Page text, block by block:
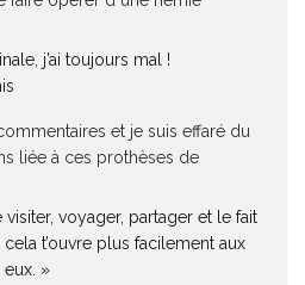
j’ai toujours mal !
et je suis effaré du
liée à ces prothèses de
visiter, voyager, partager et le fait
t’ouvre plus facilement aux
»